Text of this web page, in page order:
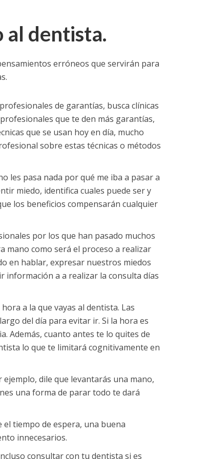
al dentista.
erróneos que servirán para
de garantías, busca clínicas
que te den más garantías,
que se usan hoy en día, mucho
sobre estas técnicas o métodos
les pasa nada por qué me iba a pasar a
miedo, identifica cuales puede ser y
los beneficios compensarán cualquier
por los que han pasado muchos
mano como será el proceso a realizar
en hablar, expresar nuestros miedos
información a a realizar la consulta días
a la que vayas al dentista. Las
del día para evitar ir. Si la hora es
Además, cuanto antes te lo quites de
lo que te limitará cognitivamente en
ejemplo, dile que levantarás una mano,
una forma de parar todo te dará
tiempo de espera, una buena
innecesarios.
consultar con tu dentista si es